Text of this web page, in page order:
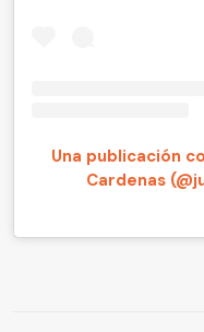
Una publicación
Cardenas